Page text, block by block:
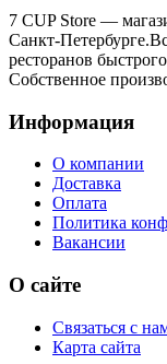
7 CUP Store —
Санкт-
ресторанов
Собственное
Информация
О компании
Доставка
Оплата
Политика
Вакансии
О сайте
Связаться с
Карта сайта